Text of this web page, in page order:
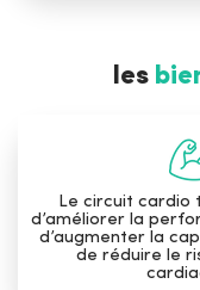
les
Le circuit cardio
d’améliorer la
d’augmenter la
de réduire le